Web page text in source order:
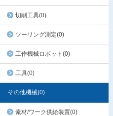
切削工具(0)
ツーリング測定(0)
工作機械ロボット(0)
工具(0)
その他機械(0)
素材/ワーク供給装置(0)